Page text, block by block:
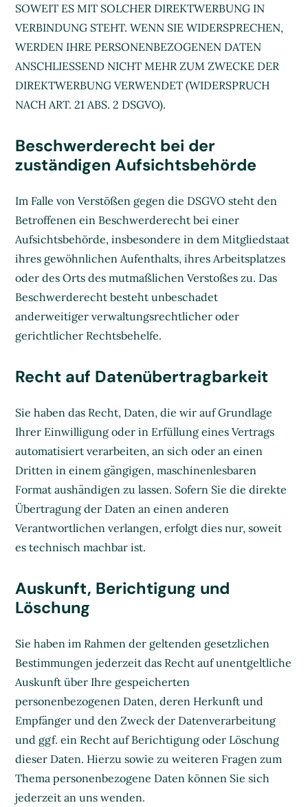
SOWEIT ES MIT SOLCHER DIREKTWERBUNG IN
VERBINDUNG STEHT. WENN SIE WIDERSPRECHEN,
WERDEN IHRE PERSONENBEZOGENEN DATEN
ANSCHLIESSEND NICHT MEHR ZUM ZWECKE DER
DIREKTWERBUNG VERWENDET (WIDERSPRUCH
NACH ART. 21 ABS. 2 DSGVO).
Beschwerde­recht bei der
zuständigen Aufsichts­behörde
Im Falle von Verstößen gegen die DSGVO steht den
Betroffenen ein Beschwerderecht bei einer
Aufsichtsbehörde, insbesondere in dem Mitgliedstaat
ihres gewöhnlichen Aufenthalts, ihres Arbeitsplatzes
oder des Orts des mutmaßlichen Verstoßes zu. Das
Beschwerderecht besteht unbeschadet
anderweitiger verwaltungsrechtlicher oder
gerichtlicher Rechtsbehelfe.
Recht auf Daten­übertrag­barkeit
Sie haben das Recht, Daten, die wir auf Grundlage
Ihrer Einwilligung oder in Erfüllung eines Vertrags
automatisiert verarbeiten, an sich oder an einen
Dritten in einem gängigen, maschinenlesbaren
Format aushändigen zu lassen. Sofern Sie die direkte
Übertragung der Daten an einen anderen
Verantwortlichen verlangen, erfolgt dies nur, soweit
es technisch machbar ist.
Auskunft, Berichtigung und
Löschung
Sie haben im Rahmen der geltenden gesetzlichen
Bestimmungen jederzeit das Recht auf unentgeltliche
Auskunft über Ihre gespeicherten
personenbezogenen Daten, deren Herkunft und
Empfänger und den Zweck der Datenverarbeitung
und ggf. ein Recht auf Berichtigung oder Löschung
dieser Daten. Hierzu sowie zu weiteren Fragen zum
Thema personenbezogene Daten können Sie sich
jederzeit an uns wenden.